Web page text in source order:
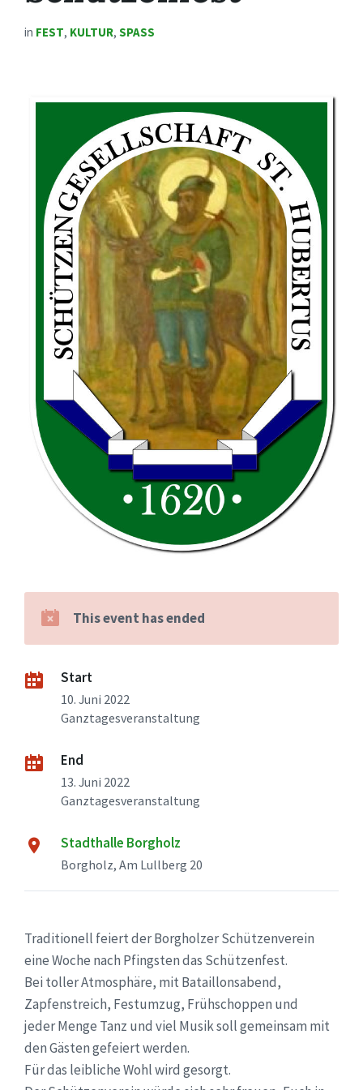
in FEST, KULTUR, SPASS
This event has ended
Start
10. Juni 2022
Ganztagesveranstaltung
End
13. Juni 2022
Ganztagesveranstaltung
Stadthalle Borgholz
Borgholz, Am Lullberg 20
Traditionell feiert der Borgholzer Schützenverein
eine Woche nach Pfingsten das Schützenfest.
Bei toller Atmosphäre, mit Bataillonsabend,
Zapfenstreich, Festumzug, Frühschoppen und
jeder Menge Tanz und viel Musik soll gemeinsam mit
den Gästen gefeiert werden.
Für das leibliche Wohl wird gesorgt.